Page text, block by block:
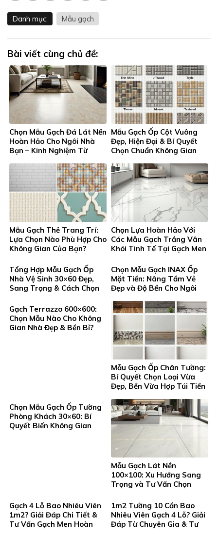
Danh mục: Mẫu gạch
Bài viết cùng chủ đề:
Chọn Mẫu Gạch Đá Lát Nền
Hoàn Hảo Cho Ngôi Nhà
Bạn – Kinh Nghiệm Từ
Mẫu Gạch Ốp Cột Vuông
Đẹp, Hiện Đại & Bí Quyết
Chọn Chuẩn Không Gian
Mẫu Gạch Thẻ Trang Trí:
Lựa Chọn Nào Phù Hợp Cho
Không Gian Của Bạn?
Chọn Lựa Hoàn Hảo Với
Các Mẫu Gạch Trắng Vân
Khói Tinh Tế Tại Gạch Men
Tổng Hợp Mẫu Gạch Ốp
Nhà Vệ Sinh 30×60 Đẹp,
Sang Trọng & Cách Chọn
Chọn Mẫu Gạch INAX Ốp
Mặt Tiền: Nâng Tầm Vẻ
Đẹp và Độ Bền Cho Ngôi
Gạch Terrazzo 600×600:
Chọn Mẫu Nào Cho Không
Gian Nhà Đẹp & Bền Bỉ?
Mẫu Gạch Ốp Chân Tường:
Bí Quyết Chọn Loại Vừa
Đẹp, Bền Vừa Hợp Túi Tiền
Chọn Mẫu Gạch Ốp Tường
Phòng Khách 30×60: Bí
Quyết Biến Không Gian
Mẫu Gạch Lát Nền
100×100: Xu Hướng Sang
Trọng và Tư Vấn Chọn
Cấp
Gạch 4 Lỗ Bao Nhiêu Viên
1m2? Giải Đáp Chi Tiết &
Tư Vấn Gạch Men Hoàn
1m2 Tường 10 Cần Bao
Nhiêu Viên Gạch 4 Lỗ? Giải
Đáp Từ Chuyên Gia & Tư